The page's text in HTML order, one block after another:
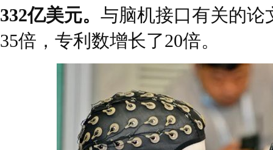
332亿美元。 与脑机接口有关的论
35倍，专利数增长了20倍。